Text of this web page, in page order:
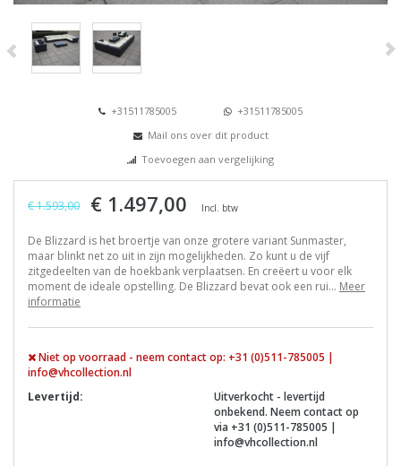
+31511785005
+31511785005
Mail ons over dit product
Toevoegen aan vergelijking
€ 1.593,00 € 1.497,00 Incl. btw
De Blizzard is het broertje van onze grotere variant Sunmaster,
maar blinkt net zo uit in zijn mogelijkheden. Zo kunt u de vijf
zitgedeelten van de hoekbank verplaatsen. En creëert u voor elk
moment de ideale opstelling. De Blizzard bevat ook een rui... Meer
informatie
Niet op voorraad - neem contact op: +31 (0)511-785005 |
info@vhcollection.nl
Levertijd:
Uitverkocht - levertijd
onbekend. Neem contact op
via +31 (0)511-785005 |
info@vhcollection.nl